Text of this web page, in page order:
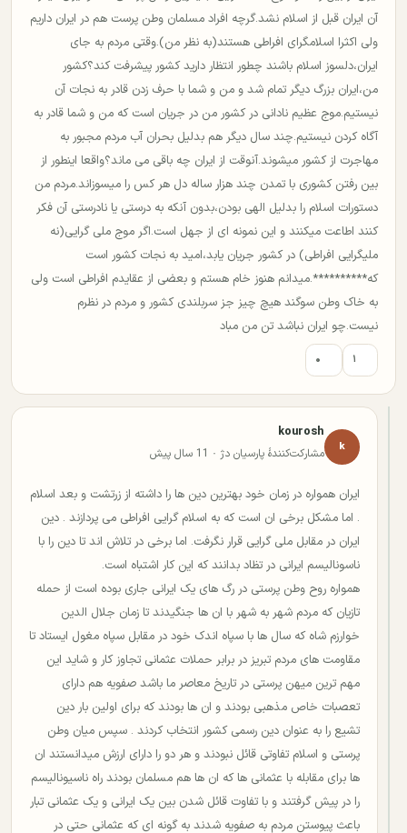
آن ایران قبل از اسلام نشد.گرچه افراد مسلمان وطن پرست هم در ایران داریم
ولی اکثرا اسلامگرای افراطی هستند(به نظر من).وقتی مردم به جای
ایران،دلسوز اسلام باشند چطور انتظار دارید کشور پیشرفت کند؟کشور
من،ایران بزرگ دیگر تمام شد و من و شما با حرف زدن قادر به نجات آن
نیستیم.موج عظیم نادانی در کشور من در جریان است که من و شما قادر به
آگاه کردن نیستیم.چند سال دیگر هم بدلیل بحران آب مردم مجبور به
مهاجرت از کشور میشوند.آنوقت از ایران چه باقی می ماند؟واقعا اینطور از
بین رفتن کشوری با تمدن چند هزار ساله دل هر کس را میسوزاند.مردم من
دستورات اسلام را بدلیل الهی بودن،بدون آنکه به درستی یا نادرستی آن فکر
کنند اطاعت میکنند و این نمونه ای از جهل است.اگر موج ملی گرایی(نه
ملیگرایی افراطی) در کشور جریان یابد،امید به نجات کشور است
که**********.میدانم هنوز خام هستم و بعضی از عقایدم افراطی است ولی
به خاک وطن سوگند هیچ چیز جز سربلندی کشور و مردم در نظرم
نیست.چو ایران نباشد تن من مباد
۱ ۰
k
kourosh
مشارکت‌کنندهٔ پارسیان دژ · 11 سال پیش
ایران همواره در زمان خود بهترین دین ها را داشته از زرتشت و بعد اسلام
. اما مشکل برخی ان است که به اسلام گرایی افراطی می پردازند . دین
ایران در مقابل ملی گرایی قرار نگرفت. اما برخی در تلاش اند تا دین را با
ناسونالیسم ایرانی در تظاد بدانند که این کار اشتباه است.
همواره روح وطن پرستی در رگ های یک ایرانی جاری بوده است از حمله
تازیان که مردم شهر به شهر با ان ها جنگیدند تا زمان جلال الدین
خوارزم شاه که سال ها با سپاه اندک خود در مقابل سپاه مغول ایستاد تا
مقاومت های مردم تبریز در برابر حملات عثمانی تجاوز کار و شاید این
مهم ترین میهن پرستی در تاریخ معاصر ما باشد صفویه هم دارای
تعصبات خاص مذهبی بودند و ان ها بودند که برای اولین بار دین
تشیع را به عنوان دین رسمی کشور انتخاب کردند . سپس میان وطن
پرستی و اسلام تفاوتی قائل نبودند و هر دو را دارای ارزش میدانستند ان
ها برای مقابله با عثمانی ها که ان ها هم مسلمان بودند راه ناسیونالیسم
را در پیش گرفتند و با تفاوت قائل شدن بین یک ایرانی و یک عثمانی تبار
باعث پیوستن مردم به صفویه شدند به گونه ای که عثمانی حتی در